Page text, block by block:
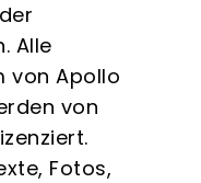
Alle
von Apollo
von
Fotos,